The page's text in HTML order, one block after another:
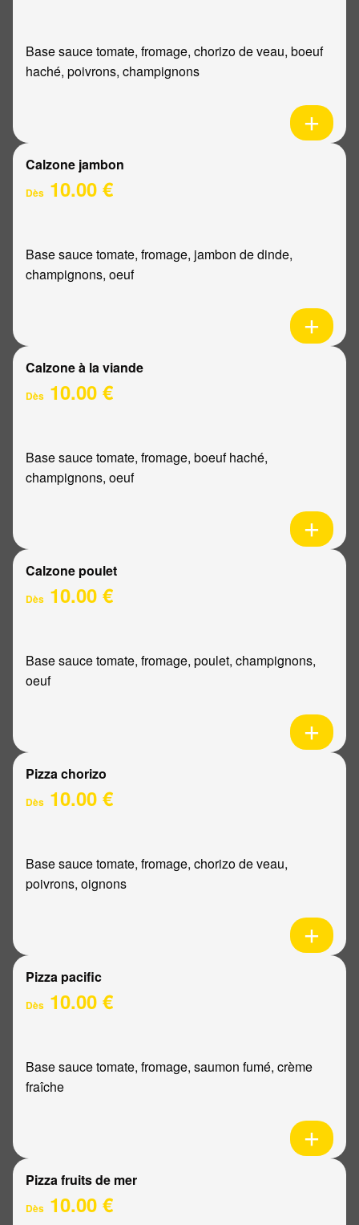
Base sauce tomate, fromage, chorizo de veau, boeuf
haché, poivrons, champignons
Calzone jambon
Dès 10.00 €
Base sauce tomate, fromage, jambon de dinde,
champignons, oeuf
Calzone à la viande
Dès 10.00 €
Base sauce tomate, fromage, boeuf haché,
champignons, oeuf
Calzone poulet
Dès 10.00 €
Base sauce tomate, fromage, poulet, champignons,
oeuf
Pizza chorizo
Dès 10.00 €
Base sauce tomate, fromage, chorizo de veau,
poivrons, oignons
Pizza pacific
Dès 10.00 €
Base sauce tomate, fromage, saumon fumé, crème
fraîche
Pizza fruits de mer
Dès 10.00 €